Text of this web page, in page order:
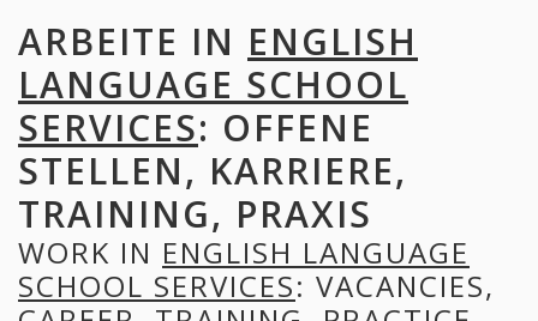
ARBEITE IN ENGLISH
LANGUAGE SCHOOL
SERVICES: OFFENE
STELLEN, KARRIERE,
TRAINING, PRAXIS
WORK IN ENGLISH LANGUAGE
SCHOOL SERVICES: VACANCIES,